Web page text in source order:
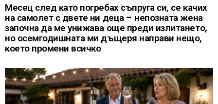
Месец след като погребах съпруга си, се качих
на самолет с двете ни деца – непозната жена
започна да ме унижава още преди излитането,
но осемгодишната ми дъщеря направи нещо,
което промени всичко